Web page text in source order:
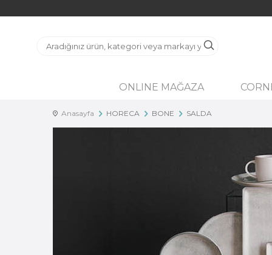
ONLINE MAĞAZA
Anasayfa HORECA BONE SALDA